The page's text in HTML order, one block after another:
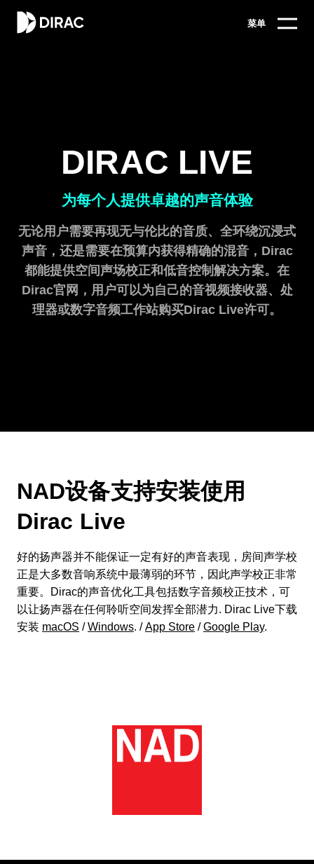
菜单
DIRAC LIVE
为每个人提供卓越的声音体验
无论用户需要再现无与伦比的音质、全环绕沉浸式
声音，还是需要在预算内获得精确的混音，Dirac
都能提供空间声场校正和低音控制解决方案。在
Dirac官网，用户可以为自己的音视频接收器、处
理器或数字音频工作站购买Dirac Live许可。
NAD设备支持安装使用
Dirac Live
好的扬声器并不能保证一定有好的声音表现，房间声学校
正是大多数音响系统中最薄弱的环节，因此声学校正非常
重要。Dirac的声音优化工具包括数字音频校正技术，可
以让扬声器在任何聆听空间发挥全部潜力. Dirac Live下载
安装 macOS /Windows. /App Store /Google Play.